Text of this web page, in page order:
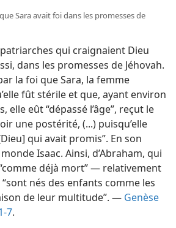
Sara avait foi dans les promesses de
qui craignaient Dieu
dans les promesses de Jéhovah.
la foi que Sara, la femme
fût stérile et que, ayant environ
elle eût “dépassé l’âge”, reçut le
une postérité, (...) puisqu’elle
qui avait promis”. En son
Isaac. Ainsi, d’Abraham, qui
déjà mort” — relativement
nés des enfants comme les
de leur multitude”. — Genèse
7.